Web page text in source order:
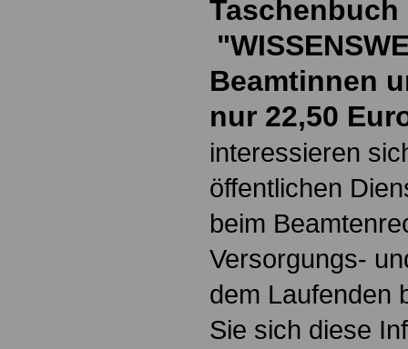
Taschenbuch
Beamtinnen
nur 22,50
interessieren
öffentlichen
beim
Versorgungs-
dem Laufenden
Sie sich diese